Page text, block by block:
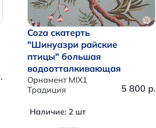
Coza скатерть
"Шинуазри райские
птицы" большая
водоотталкивающая
Орнамент MIX1
Традиция
5 800 р.
Наличие: 2 шт